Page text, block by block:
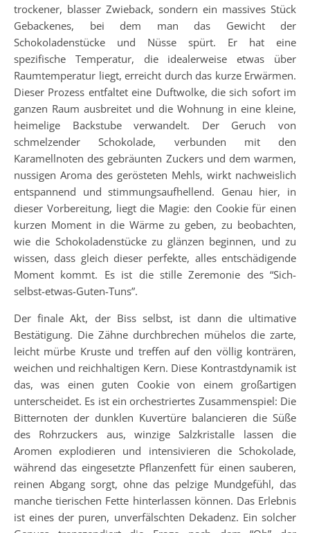
trockener, blasser Zwieback, sondern ein massives Stück
Gebackenes, bei dem man das Gewicht der
Schokoladenstücke und Nüsse spürt. Er hat eine
spezifische Temperatur, die idealerweise etwas über
Raumtemperatur liegt, erreicht durch das kurze Erwärmen.
Dieser Prozess entfaltet eine Duftwolke, die sich sofort im
ganzen Raum ausbreitet und die Wohnung in eine kleine,
heimelige Backstube verwandelt. Der Geruch von
schmelzender Schokolade, verbunden mit den
Karamellnoten des gebräunten Zuckers und dem warmen,
nussigen Aroma des gerösteten Mehls, wirkt nachweislich
entspannend und stimmungsaufhellend. Genau hier, in
dieser Vorbereitung, liegt die Magie: den Cookie für einen
kurzen Moment in die Wärme zu geben, zu beobachten,
wie die Schokoladenstücke zu glänzen beginnen, und zu
wissen, dass gleich dieser perfekte, alles entschädigende
Moment kommt. Es ist die stille Zeremonie des “Sich-
selbst-etwas-Guten-Tuns”.
Der finale Akt, der Biss selbst, ist dann die ultimative
Bestätigung. Die Zähne durchbrechen mühelos die zarte,
leicht mürbe Kruste und treffen auf den völlig konträren,
weichen und reichhaltigen Kern. Diese Kontrastdynamik ist
das, was einen guten Cookie von einem großartigen
unterscheidet. Es ist ein orchestriertes Zusammenspiel: Die
Bitternoten der dunklen Kuvertüre balancieren die Süße
des Rohrzuckers aus, winzige Salzkristalle lassen die
Aromen explodieren und intensivieren die Schokolade,
während das eingesetzte Pflanzenfett für einen sauberen,
reinen Abgang sorgt, ohne das pelzige Mundgefühl, das
manche tierischen Fette hinterlassen können. Das Erlebnis
ist eines der puren, unverfälschten Dekadenz. Ein solcher